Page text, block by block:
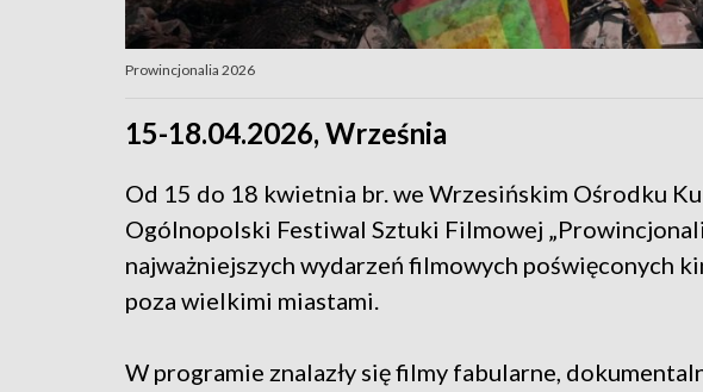
Prowincjonalia 2026
15-18.04.2026, Września
Od 15 do 18 kwietnia br. we Wrzesińskim Ośrodku
Ogólnopolski Festiwal Sztuki Filmowej
najważniejszych wydarzeń filmowych poświęconych
poza wielkimi miastami.
W programie znalazły się filmy fabularne,